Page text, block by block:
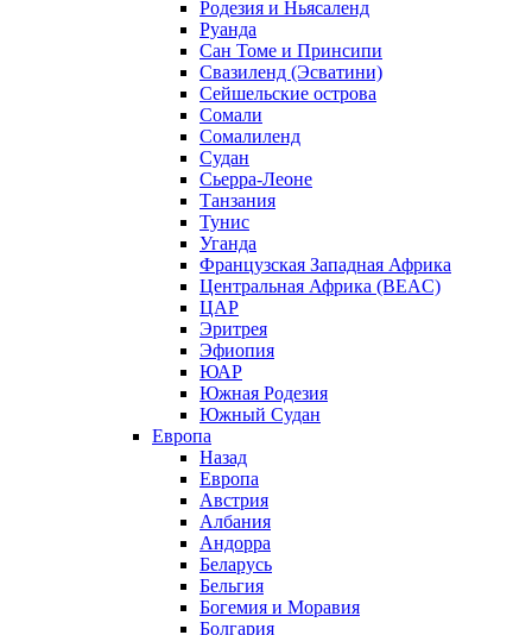
Родезия и Ньясаленд
Руанда
Сан Томе и Принсипи
Свазиленд (Эсватини)
Сейшельские острова
Сомали
Сомалиленд
Судан
Сьерра-Леоне
Танзания
Тунис
Уганда
Французская Западная Африка
Центральная Африка (BEAC)
ЦАР
Эритрея
Эфиопия
ЮАР
Южная Родезия
Южный Судан
Европа
Назад
Европа
Австрия
Албания
Андорра
Беларусь
Бельгия
Богемия и Моравия
Болгария